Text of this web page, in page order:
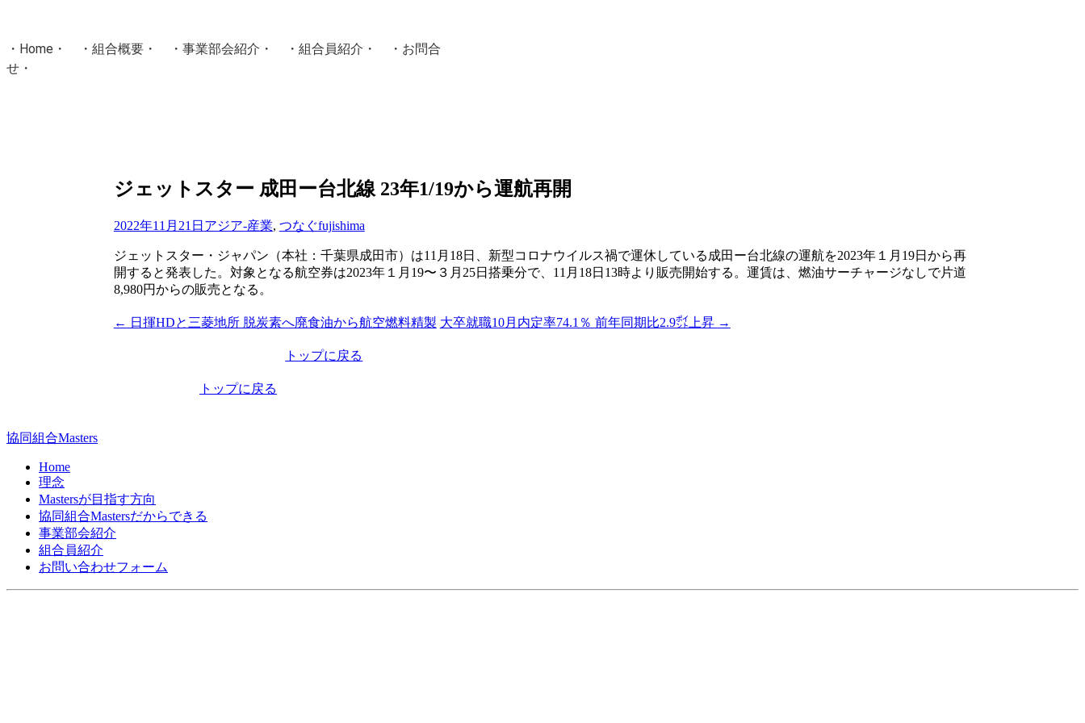
・ Home ・ ・ 組合概要 ・ ・ 事業部会紹介 ・ ・ 組合員紹介 ・ ・ お問合
せ ・
Masters組合員ログインジェットスター 成田ー台北線 23年1/19から運航再開
2022年11月21日 アジア-産業, つなぐfujishima
ジェットスター・ジャパン（本社：千葉県成田市）は11月18日、新型コロナウイルス禍で運休している成田ー台北線の運航を2023年１月19日から再
開すると発表した。対象となる航空券は2023年１月19〜３月25日搭乗分で、11月18日13時より販売開始する。運賃は、燃油サーチャージなしで片道
8,980円からの販売となる。
投
ョ
ン
← 日揮HDと三菱地所 脱炭素へ廃食油から航空燃料精製 大卒就職10月内定率74.1％ 前年同期比2.9㌽上昇 →
トップに戻る
トップに戻る
協同組合Masters
Home
理念
Mastersが目指す方向
協同組合Mastersだからできる
事業部会紹介
組合員紹介
お問い合わせフォーム